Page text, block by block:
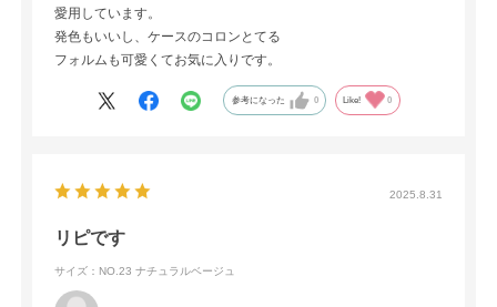
愛用しています。
発色もいいし、ケースのコロンとてる
フォルムも可愛くてお気に入りです。
参考になった 0 Like! 0
2025.8.31
リピです
サイズ：NO.23 ナチュラルベージュ